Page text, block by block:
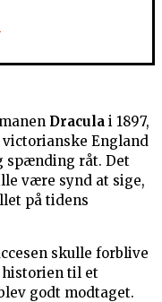
Dracula i 1897,
England
spænding råt. Det
være synd at sige,
på tidens
skulle forblive
til et
godt modtaget.